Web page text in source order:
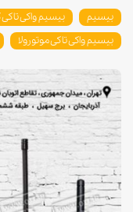
بیسیم بیسیم واکی تاکی
بیسیم واکی تاکی موتورولا